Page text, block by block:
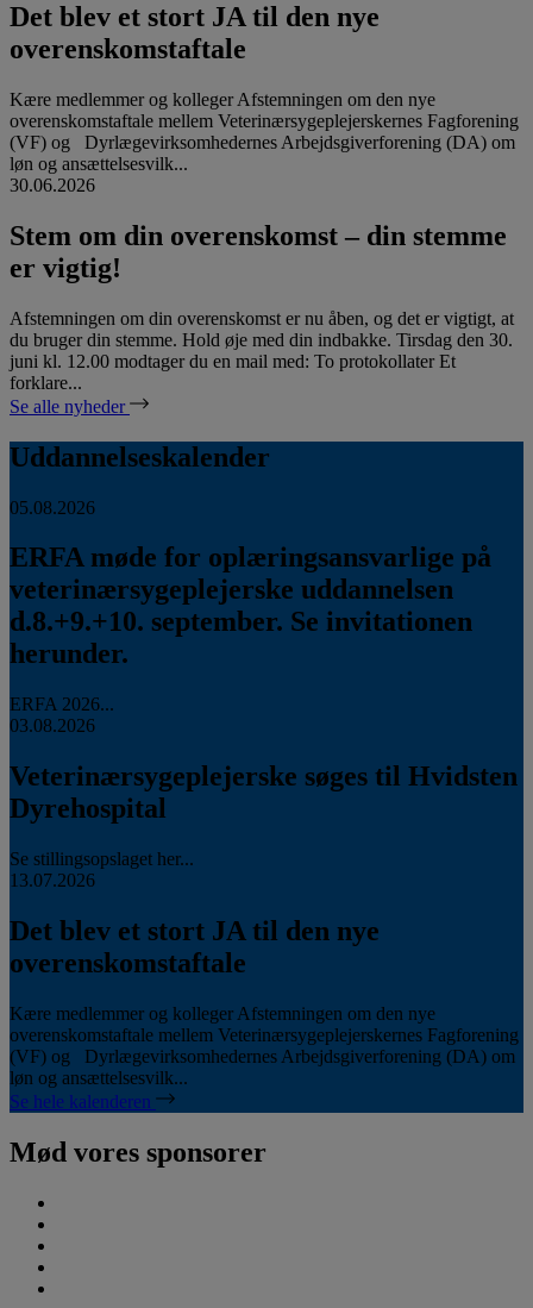
Det blev et stort JA til den nye
overenskomstaftale
Kære medlemmer og kolleger Afstemningen om den nye
overenskomstaftale mellem Veterinærsygeplejerskernes Fagforening
(VF) og Dyrlægevirksomhedernes Arbejdsgiverforening (DA) om
løn og ansættelsesvilk...
30.06.2026
Stem om din overenskomst – din stemme
er vigtig!
Afstemningen om din overenskomst er nu åben, og det er vigtigt, at
du bruger din stemme. Hold øje med din indbakke. Tirsdag den 30.
juni kl. 12.00 modtager du en mail med: To protokollater Et
forklare...
Se alle nyheder
Uddannelseskalender
05.08.2026
ERFA møde for oplæringsansvarlige på
veterinærsygeplejerske uddannelsen
d.8.+9.+10. september. Se invitationen
herunder.
ERFA 2026...
03.08.2026
Veterinærsygeplejerske søges til Hvidsten
Dyrehospital
Se stillingsopslaget her...
13.07.2026
Det blev et stort JA til den nye
overenskomstaftale
Kære medlemmer og kolleger Afstemningen om den nye
overenskomstaftale mellem Veterinærsygeplejerskernes Fagforening
(VF) og Dyrlægevirksomhedernes Arbejdsgiverforening (DA) om
løn og ansættelsesvilk...
Se hele kalenderen
Mød vores sponsorer